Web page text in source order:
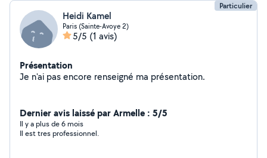
Particulier
Heidi Kamel
Paris (Sainte-Avoye 2)
5/5 (1 avis)
Présentation
Je n'ai pas encore renseigné ma présentation.
Dernier avis laissé par Armelle : 5/5
Il y a plus de 6 mois
Il est tres professionnel.